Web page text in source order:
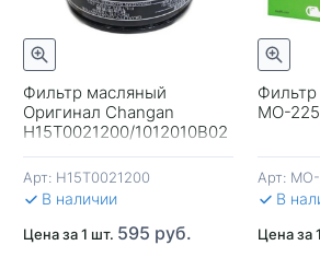
Фильтр масляный
Оригинал Changan
H15T0021200/1012010B02
CS55/CS75+ 1.5л
Арт: H15T0021200
В наличии
Цена за 1 шт. 595 руб.
MO-
Арт:
В
Цена за
+
КОРЗИНУ
-
В